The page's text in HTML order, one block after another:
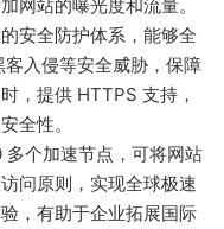
网站的曝光度和流量。
安全防护体系，能够全
入侵等安全威胁，保障
，提供 HTTPS 支持，
全性。
多个加速节点，可将网站
问原则，实现全球极速
，有助于企业拓展国际